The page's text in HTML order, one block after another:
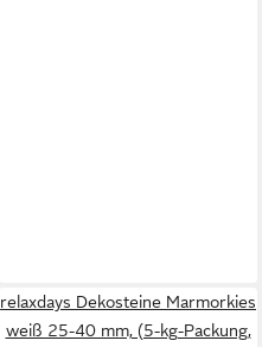
relaxdays Dekosteine Marmorkies
weiß 25-40 mm, (5-kg-Packung,